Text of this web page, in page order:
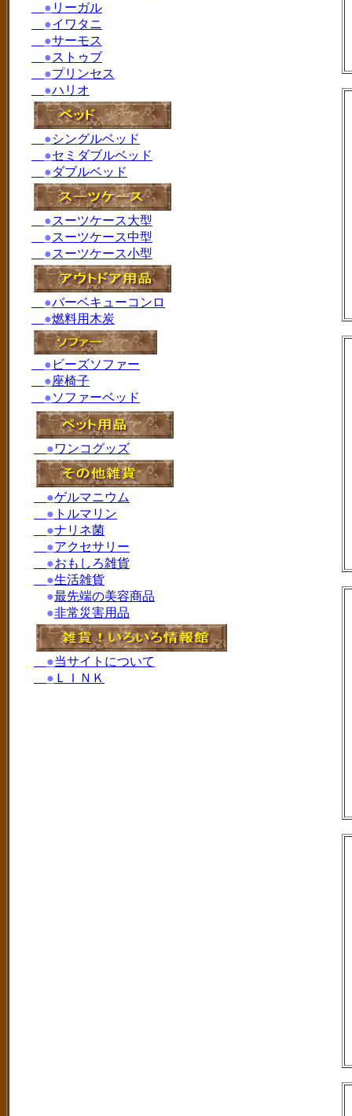
● リーガル
●イワタニ
●サーモス
●ストゥブ
●プリンセス
●ハリオ
●シングルベッド
●セミダブルベッド
●ダブルベッド
●スーツケース大型
●スーツケース中型
●スーツケース小型
●バーベキューコンロ
●燃料用木炭
● ビーズソファー
●座椅子
●ソファーベッド
●ワンコグッズ
●ゲルマニウム
● トルマリン
●ナリネ菌
●アクセサリー
●おもしろ雑貨
●生活雑貨
●最先端の美容商品
●非常災害用品
●当サイトについて
● ＬＩＮＫ